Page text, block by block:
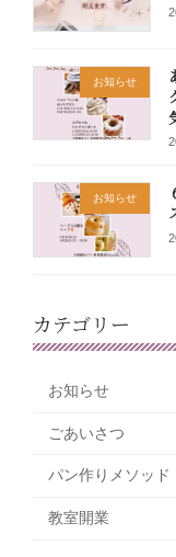
お知らせ
お知らせ
カテゴリー
お知らせ
ごあいさつ
パン作りメソッド
教室開業